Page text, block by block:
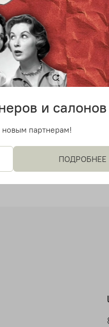
и салонов
партнерам!
ПОДРОБНЕЕ